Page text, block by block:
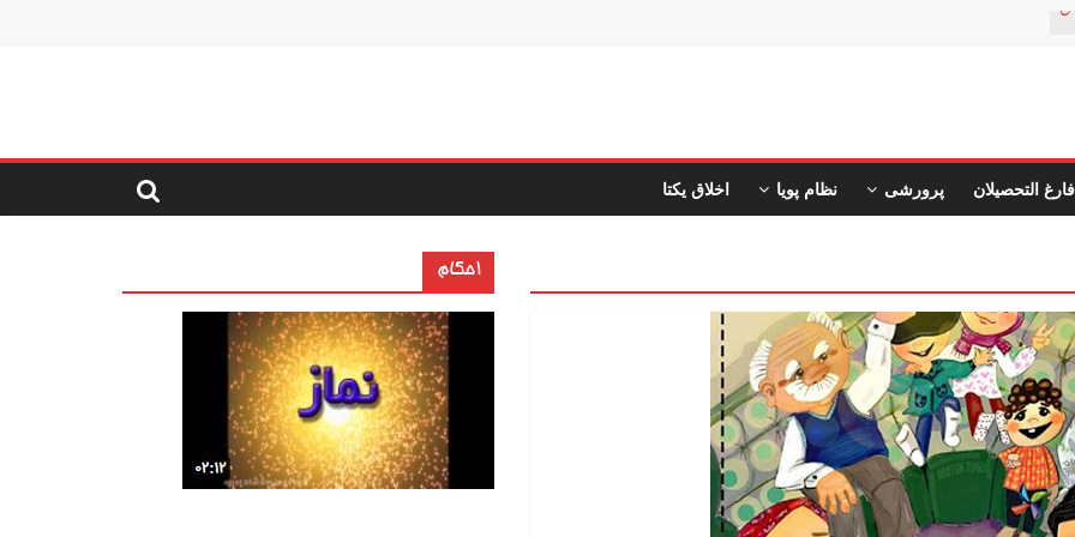
فارغ التحصیلان پرورشی نظام پویا اخلاق یکتا
احکام